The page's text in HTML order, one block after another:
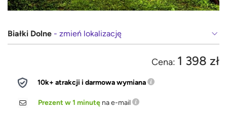
Białki Dolne - zmień lokalizację
Cena: 1 398 zł
10k+ atrakcji i darmowa wymiana
Prezent w 1 minutę na e-mail